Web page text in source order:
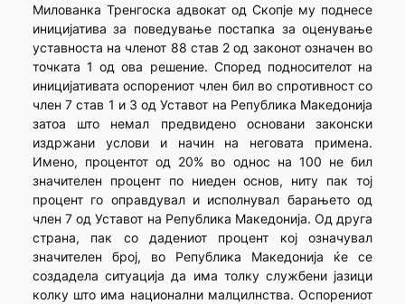
Милованка Тренгоска адвокат од Скопје му поднесе
иницијатива за поведување постапка за оценување
уставноста на членот 88 став 2 од законот означен во
точката 1 од ова решение. Според подносителот на
иницијативата оспорениот член бил во спротивност со
член 7 став 1 и 3 од Уставот на Република Македонија
затоа што немал предвидено основани законски
издржани услови и начин на неговата примена.
Имено, процентот од 20% во однос на 100 не бил
значителен процент по ниеден основ, ниту пак тој
процент го оправдувал и исполнувал барањето од
член 7 од Уставот на Република Македонија. Од друга
страна, пак со дадениот процент кој означувал
значителен број, во Република Македонија ќе се
создадела ситуација да има толку службени јазици
колку што има национални малцилнства. Оспорениот